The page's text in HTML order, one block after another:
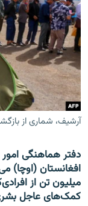
آرشیف، شماری از
دفتر هماهنگی
میلیون تن از
کمک‌های عاجل بشری